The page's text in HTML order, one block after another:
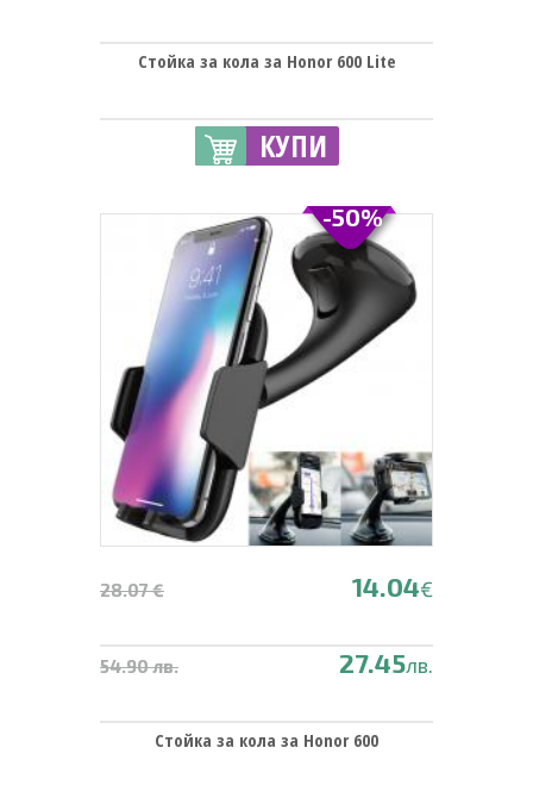
Стойка за кола за Honor 600 Lite
КУПИ
28.07 € 14.04€
54.90 лв. 27.45лв.
Стойка за кола за Honor 600
-50%